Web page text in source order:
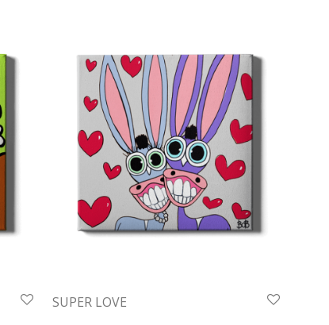
SUPER LOVE